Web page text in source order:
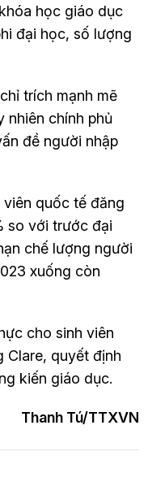
học giáo dục
đại học, số lượng
trích mạnh mẽ
nhiên chính phủ
đề người nhập
quốc tế đăng
so với trước đại
chế lượng người
xuống còn
cho sinh viên
Clare, quyết định
kiến giáo dục.
Thanh Tú/TTXVN